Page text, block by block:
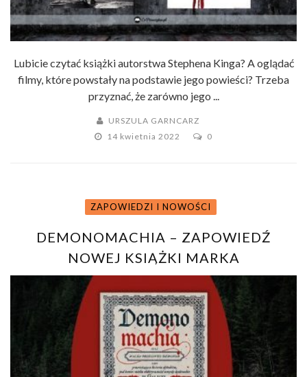
Lubicie czytać książki autorstwa Stephena Kinga? A oglądać
filmy, które powstały na podstawie jego powieści? Trzeba
przyznać, że zarówno jego ...
URSZULA GARNCARZ
14 kwietnia 2022
0
ZAPOWIEDZI I NOWOŚCI
DEMONOMACHIA – ZAPOWIEDŹ
NOWEJ KSIĄŻKI MARKA
KRAJEWSKIEGO